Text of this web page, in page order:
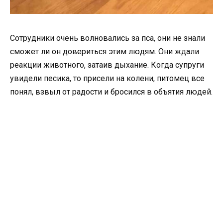
Сотрудники очень волновались за пса, они не знали
сможет ли он довериться этим людям. Они ждали
реакции животного, затаив дыхание. Когда супруги
увидели песика, то присели на колени, питомец все
понял, взвыл от радости и бросился в объятия людей.